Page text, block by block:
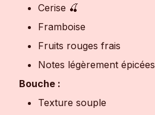
Cerise 🍒
Framboise
Fruits rouges frais
Notes légèrement épicées
Bouche :
Texture souple